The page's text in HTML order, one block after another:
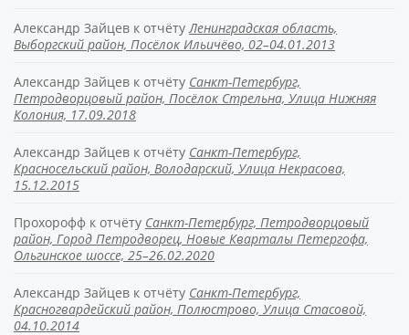
Александр Зайцев к отчётуЛенинградская область,
Выборгский район, Посёлок Ильичёво, 02–04.01.2013
Александр Зайцев к отчёту Санкт-Петербург,
Петродворцовый район, Посёлок Стрельна, Улица Нижняя
Колония, 17.09.2018
Александр Зайцев к отчёту Санкт-Петербург,
Красносельский район, Володарский, Улица Некрасова,
15.12.2015
Прохорофф к отчёту Санкт-Петербург, Петродворцовый
район, Город Петродворец, Новые Кварталы Петергофа,
Ольгинское шоссе, 25–26.02.2020
Александр Зайцев к отчёту Санкт-Петербург,
Красногвардейский район, Полюстрово, Улица Стасовой,
04.10.2014